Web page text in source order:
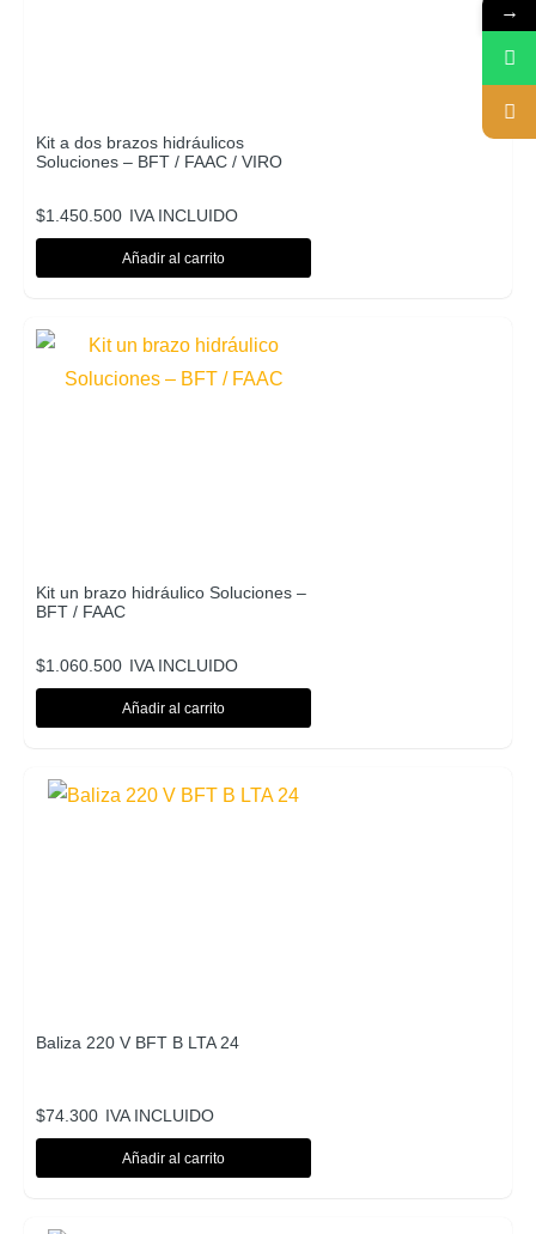
Kit a dos brazos hidráulicos
Soluciones – BFT / FAAC / VIRO
$1.450.500 IVA INCLUIDO
Añadir al carrito
Kit un brazo hidráulico Soluciones –
BFT / FAAC
$1.060.500 IVA INCLUIDO
Añadir al carrito
Baliza 220 V BFT B LTA 24
$74.300 IVA INCLUIDO
Añadir al carrito
→